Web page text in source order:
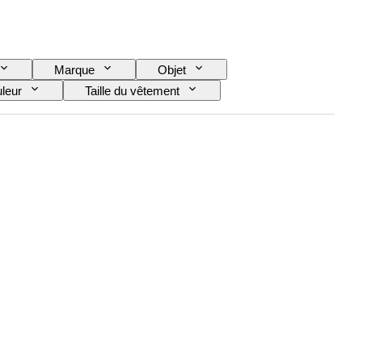
Marque
Objet
Taille du vêtement
Pointure